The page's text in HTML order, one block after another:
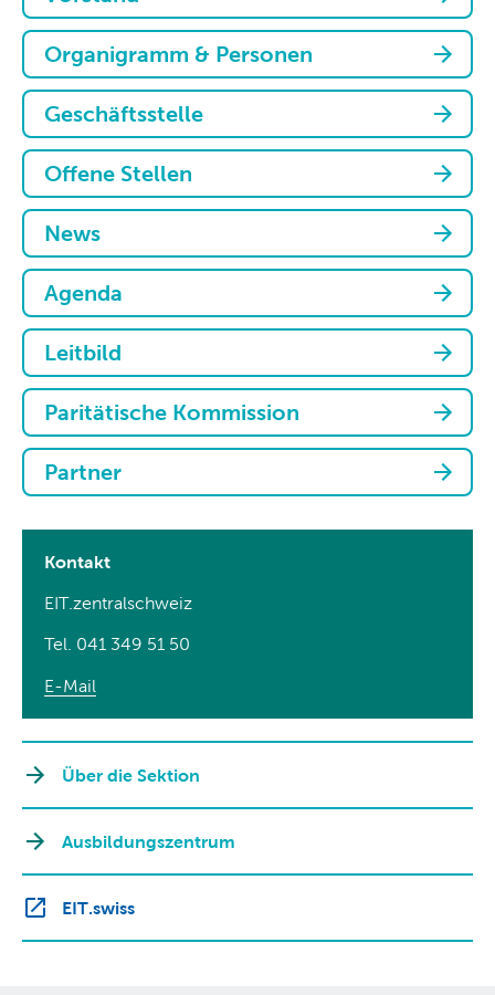
Organigramm & Personen
Geschäftsstelle
Offene Stellen
News
Agenda
Leitbild
Paritätische Kommission
Partner
Kontakt
EIT.zentralschweiz
Tel. 041 349 51 50
E-Mail
Über die Sektion
Ausbildungszentrum
EIT.swiss